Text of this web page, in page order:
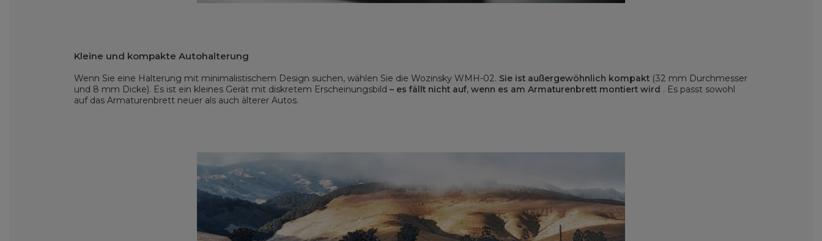
Kleine und kompakte Autohalterung
Wenn Sie eine Halterung mit minimalistischem Design suchen, wählen Sie die Wozinsky WMH-02. Sie ist außergewöhnlich kompakt (32 mm Durchmesser
und 8 mm Dicke). Es ist ein kleines Gerät mit diskretem Erscheinungsbild – es fällt nicht auf, wenn es am Armaturenbrett montiert wird . Es passt sowohl
auf das Armaturenbrett neuer als auch älterer Autos.